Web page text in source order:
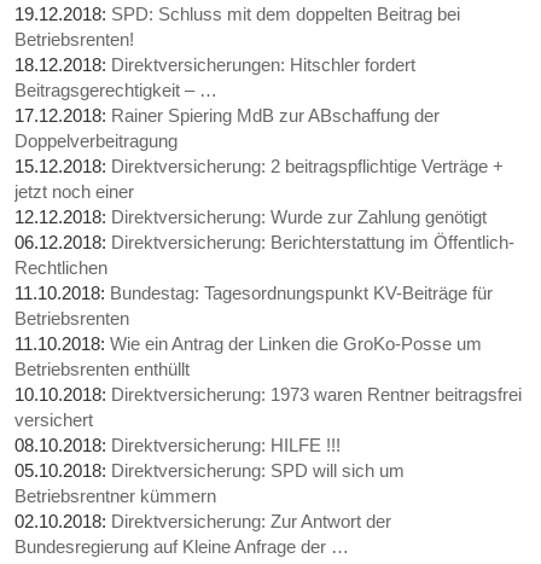
19.12.2018: SPD: Schluss mit dem doppelten Beitrag bei
Betriebsrenten!
18.12.2018: Direktversicherungen: Hitschler fordert
Beitragsgerechtigkeit – …
17.12.2018: Rainer Spiering MdB zur ABschaffung der
Doppelverbeitragung
15.12.2018: Direktversicherung: 2 beitragspflichtige Verträge +
jetzt noch einer
12.12.2018: Direktversicherung: Wurde zur Zahlung genötigt
06.12.2018: Direktversicherung: Berichterstattung im Öffentlich-
Rechtlichen
11.10.2018: Bundestag: Tagesordnungspunkt KV-Beiträge für
Betriebsrenten
11.10.2018:Wie ein Antrag der Linken die GroKo-Posse um
Betriebsrenten enthüllt
10.10.2018: Direktversicherung: 1973 waren Rentner beitragsfrei
versichert
08.10.2018: Direktversicherung: HILFE !!!
05.10.2018: Direktversicherung: SPD will sich um
Betriebsrentner kümmern
02.10.2018: Direktversicherung: Zur Antwort der
Bundesregierung auf Kleine Anfrage der …